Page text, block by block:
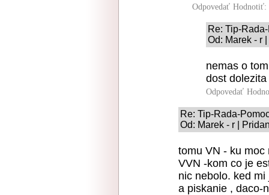
Odpovedať Hodnotiť:
Re: Tip-
Od: Marek - r
nemas o
dost dolezita
Odpovedať
Re: Tip-Rada-
Od: Marek - r |
tomu VN - ku moc
VVN -kom co je
nic nebolo. ked
a piskanie , daco-